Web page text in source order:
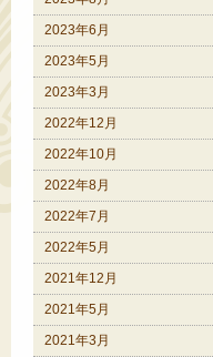
2023年6月
2023年5月
2023年3月
2022年12月
2022年10月
2022年8月
2022年7月
2022年5月
2021年12月
2021年5月
2021年3月